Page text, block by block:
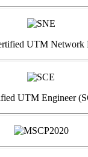
UTM Network
UTM Engineer